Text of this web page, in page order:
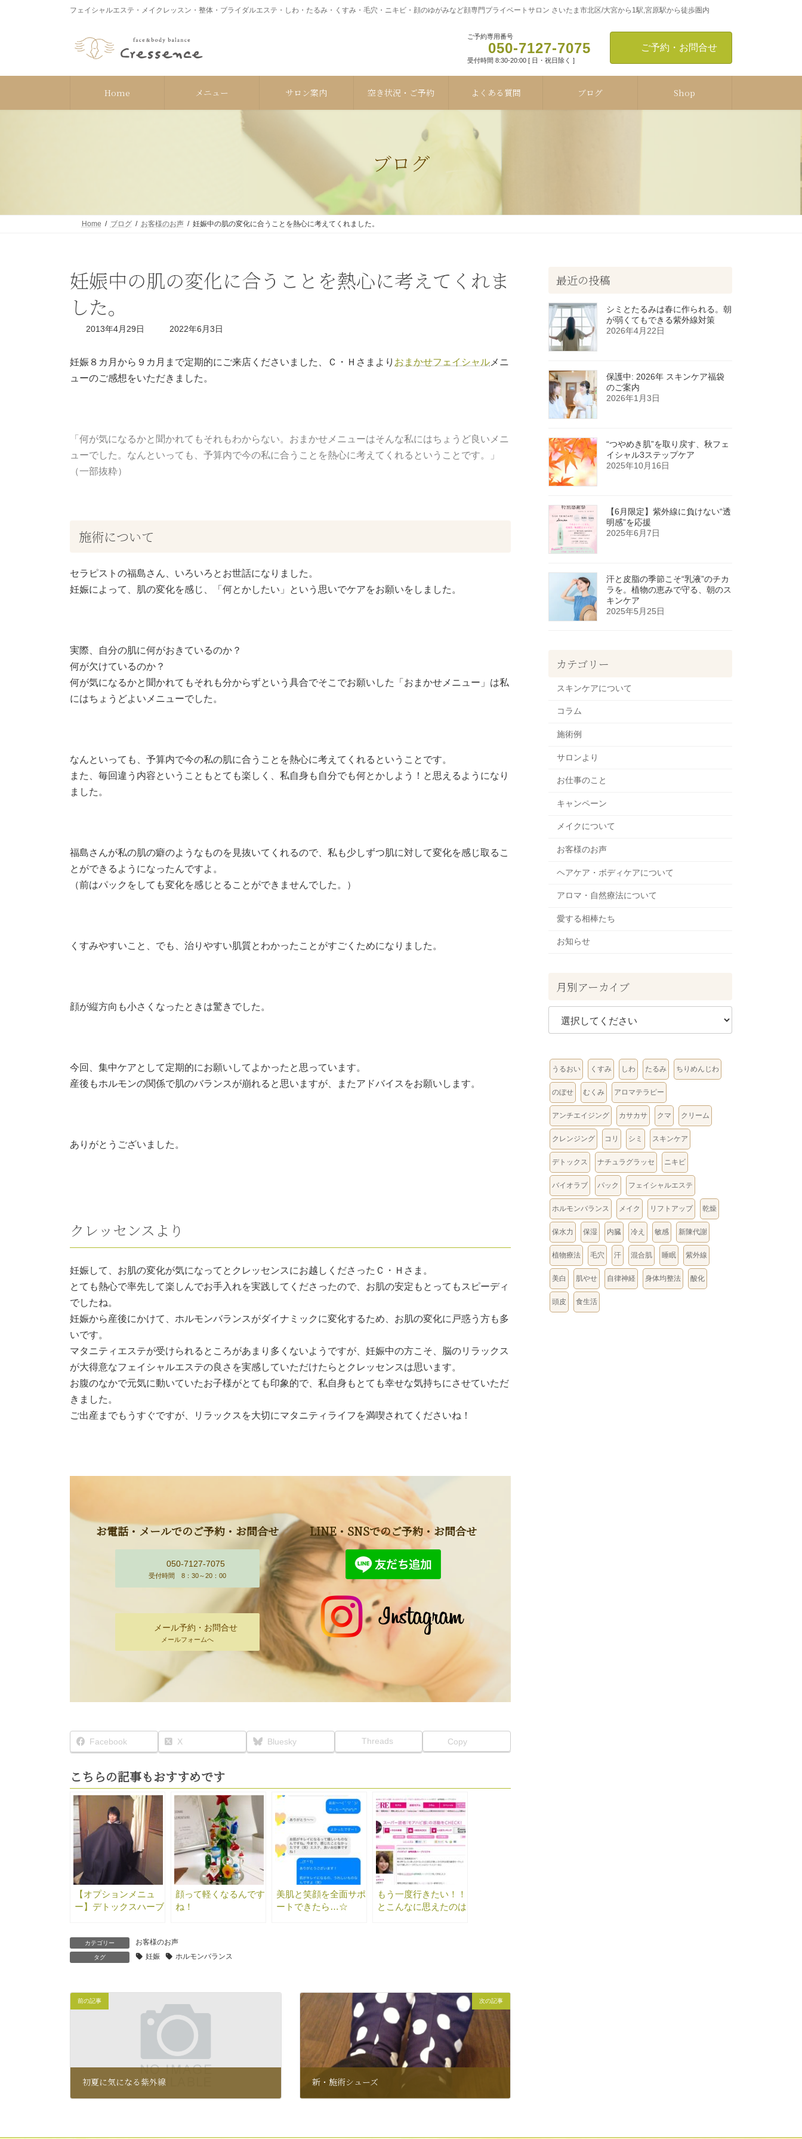
フェイシャルエステ・メイクレッスン・整体・ブライダルエステ・しわ・たるみ・くすみ・毛穴・ニキビ・顔のゆがみなど顔専門プライベートサロン さいたま市北区/大宮から1駅,宮原駅から徒歩圏内
ご予約専用番号
050-7127-7075
受付時間 8:30-20:00 [ 日・祝日除く ]
ご予約・お問合せ
Home メニュー サロン案内 空き状況・ご予約 よくある質問 ブログ Shop
ブログ
Home ブログ お客様のお声 妊娠中の肌の変化に合うことを熱心に考えてくれました。
妊娠中の肌の変化に合うことを熱心に考えてくれま
した。
2013年4月29日
最
新
時
2022年6月3日
妊娠８カ月から９カ月まで定期的にご来店くださいました、Ｃ・Ｈさまより おまかせフェイシャル メニ
ューのご感想をいただきました。
「何が気になるかと聞かれてもそれもわからない。おまかせメニューはそんな私にはちょうど良いメニ
ューでした。なんといっても、予算内で今の私に合うことを熱心に考えてくれるということです。」
（一部抜粋）
施術について
セラピストの福島さん、いろいろとお世話になりました。
妊娠によって、肌の変化を感じ、「何とかしたい」という思いでケアをお願いをしました。
実際、自分の肌に何がおきているのか？
何が欠けているのか？
何が気になるかと聞かれてもそれも分からずという具合でそこでお願いした「おまかせメニュー」は私
にはちょうどよいメニューでした。
なんといっても、予算内で今の私の肌に合うことを熱心に考えてくれるということです。
また、毎回違う内容ということもとても楽しく、私自身も自分でも何とかしよう！と思えるようになり
ました。
福島さんが私の肌の癖のようなものを見抜いてくれるので、私も少しずつ肌に対して変化を感じ取るこ
とができるようになったんですよ。
（前はパックをしても変化を感じとることができませんでした。）
くすみやすいこと、でも、治りやすい肌質とわかったことがすごくためになりました。
顔が縦方向も小さくなったときは驚きでした。
今回、集中ケアとして定期的にお願いしてよかったと思っています。
産後もホルモンの関係で肌のバランスが崩れると思いますが、またアドバイスをお願いします。
ありがとうございました。
クレッセンスより
妊娠して、お肌の変化が気になってとクレッセンスにお越しくださったＣ・Ｈさま。
とても熱心で率先して楽しんでお手入れを実践してくださったので、お肌の安定もとってもスピーディ
でしたね。
妊娠から産後にかけて、ホルモンバランスがダイナミックに変化するため、お肌の変化に戸惑う方も多
いです。
マタニティエステが受けられるところがあまり多くないようですが、妊娠中の方こそ、脳のリラックス
が大得意なフェイシャルエステの良さを実感していただけたらとクレッセンスは思います。
お腹のなかで元気に動いていたお子様がとても印象的で、私自身もとても幸せな気持ちにさせていただ
きました。
ご出産までもうすぐですが、リラックスを大切にマタニティライフを満喫されてくださいね！
お電話・メールでのご予約・お問合せ
050-7127-7075
受付時間 8：30～20：00
メール予約・お問合せ
メールフォームへ
LINE・SNSでのご予約・お問合せ
Facebook X Bluesky Threads Copy
こちらの記事もおすすめです
【オプションメニュ
ー】デトックスハーブ
顔って軽くなるんです
ね！
美肌と笑顔を全面サポ
ートできたら…☆
もう一度行きたい！！
とこんなに思えたのは
カテゴリー お客様のお声
タグ 妊娠 ホルモンバランス
前の記事
初夏に気になる紫外線
次の記事
新・施術シューズ
最近の投稿
シミとたるみは春に作られる。朝
が弱くてもできる紫外線対策
2026年4月22日
保護中: 2026年 スキンケア福袋
のご案内
2026年1月3日
“つやめき肌”を取り戻す、秋フェ
イシャル3ステップケア
2025年10月16日
【6月限定】紫外線に負けない“透
明感”を応援
2025年6月7日
汗と皮脂の季節こそ“乳液”のチカ
ラを。植物の恵みで守る、朝のス
キンケア
2025年5月25日
カテゴリー
スキンケアについて
コラム
施術例
サロンより
お仕事のこと
キャンペーン
メイクについて
お客様のお声
ヘアケア・ボディケアについて
アロマ・自然療法について
愛する相棒たち
お知らせ
月別アーカイブ
うるおい くすみ しわ たるみ ちりめんじわ
のぼせ むくみ アロマテラピー
アンチエイジング カサカサ クマ クリーム
クレンジング コリ シミ スキンケア
デトックス ナチュラグラッセ ニキビ
バイオラブ パック フェイシャルエステ
ホルモンバランス メイク リフトアップ 乾燥
保水力 保湿 内臓 冷え 敏感 新陳代謝
植物療法 毛穴 汗 混合肌 睡眠 紫外線
美白 肌やせ 自律神経 身体均整法 酸化
頭皮 食生活